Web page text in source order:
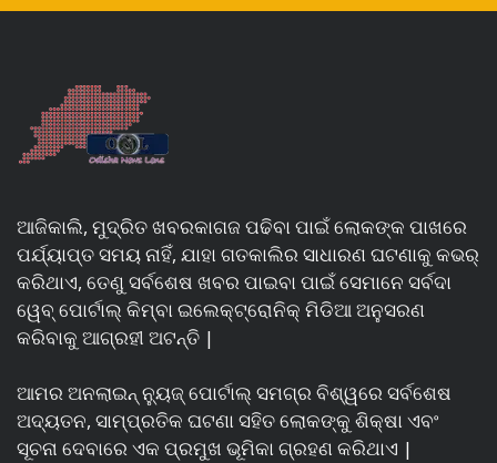
ଆଜିକାଲି, ମୁଦ୍ରିତ ଖବରକାଗଜ ପଢିବା ପାଇଁ ଲୋକଙ୍କ ପାଖରେ
ପର୍ଯ୍ୟାପ୍ତ ସମୟ ନାହିଁ, ଯାହା ଗତକାଲିର ସାଧାରଣ ଘଟଣାକୁ କଭର୍
କରିଥାଏ, ତେଣୁ ସର୍ବଶେଷ ଖବର ପାଇବା ପାଇଁ ସେମାନେ ସର୍ବଦା
ୱେବ୍ ପୋର୍ଟାଲ୍ କିମ୍ବା ଇଲେକ୍ଟ୍ରୋନିକ୍ ମିଡିଆ ଅନୁସରଣ
କରିବାକୁ ଆଗ୍ରହୀ ଅଟନ୍ତି |
ଆମର ଅନଲାଇନ୍ ନ୍ୟୁଜ୍ ପୋର୍ଟାଲ୍ ସମଗ୍ର ବିଶ୍ୱରେ ସର୍ବଶେଷ
ଅଦ୍ୟତନ, ସାମ୍ପ୍ରତିକ ଘଟଣା ସହିତ ଲୋକଙ୍କୁ ଶିକ୍ଷା ଏବଂ
ସୂଚନା ଦେବାରେ ଏକ ପ୍ରମୁଖ ଭୂମିକା ଗ୍ରହଣ କରିଥାଏ |